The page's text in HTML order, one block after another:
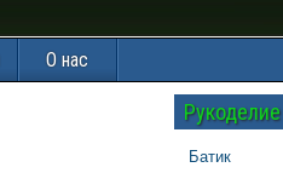
О нас
Рукоделие
Батик